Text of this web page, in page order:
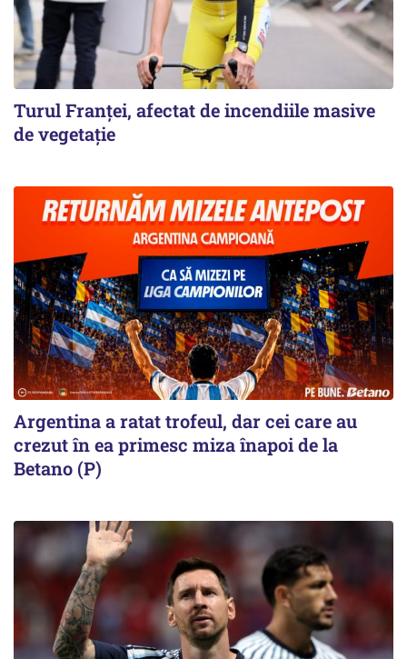
Turul Franţei, afectat de incendiile masive
de vegetaţie
Argentina a ratat trofeul, dar cei care au
crezut în ea primesc miza înapoi de la
Betano (P)